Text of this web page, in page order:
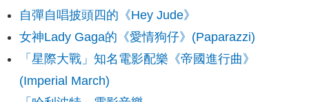
自彈自唱披頭四的《Hey Jude》
女神Lady Gaga的《愛情狗仔》(Paparazzi)
「星際大戰」知名電影配樂《帝國進行曲》
(Imperial March)